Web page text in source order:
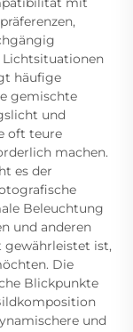
Lichtsituationen
häufige
gemischte
und
oft teure
machen.
es der
Beleuchtung
und anderen
gewährleistet ist,
Die
Blickpunkte
und